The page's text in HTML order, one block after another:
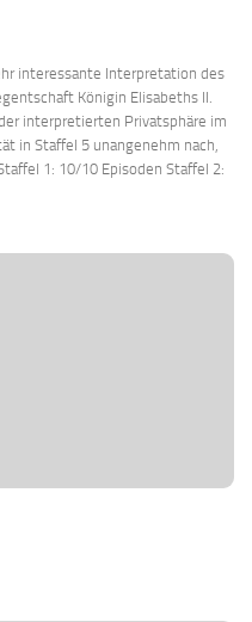
interessante Interpretation des
Königin Elisabeths II.
interpretierten Privatsphäre im
in Staffel 5 unangenehm nach,
1: 10/10 Episoden Staffel 2: